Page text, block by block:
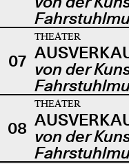
07
THEATER
von der
08
THEATER
von der